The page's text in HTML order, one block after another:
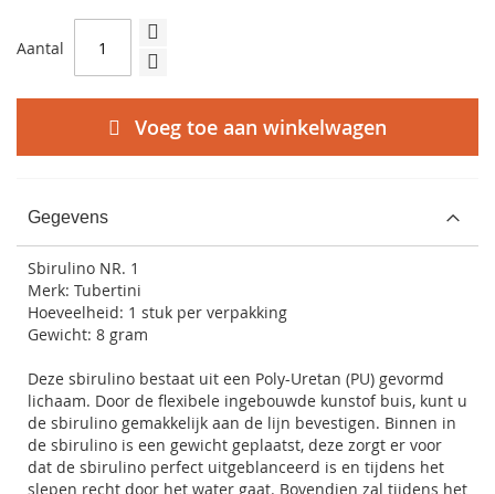
Aantal
Voeg toe aan winkelwagen
Gegevens
Sbirulino NR. 1
Merk: Tubertini
Hoeveelheid: 1 stuk per verpakking
Gewicht: 8 gram
Deze sbirulino bestaat uit een Poly-Uretan (PU) gevormd
lichaam. Door de flexibele ingebouwde kunstof buis, kunt u
de sbirulino gemakkelijk aan de lijn bevestigen. Binnen in
de sbirulino is een gewicht geplaatst, deze zorgt er voor
dat de sbirulino perfect uitgeblanceerd is en tijdens het
slepen recht door het water gaat. Bovendien zal tijdens het